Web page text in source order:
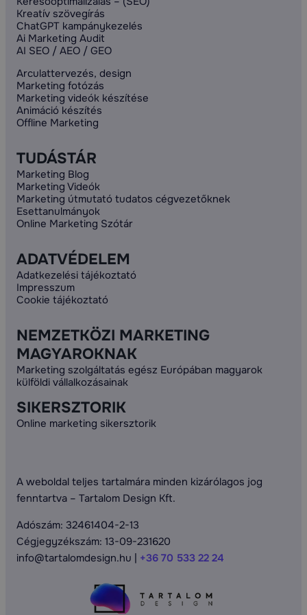
Kreatív szövegírás
ChatGPT kampánykezelés
Ai Marketing Audit
AI SEO / AEO / GEO
Arculattervezés, design
Marketing fotózás
Marketing videók készítése
Animáció készítés
Offline Marketing
TUDÁSTÁR
Marketing Blog
Marketing Videók
Marketing útmutató tudatos cégvezetőknek
Esettanulmányok
Online Marketing Szótár
ADATVÉDELEM
Adatkezelési tájékoztató
Impresszum
Cookie tájékoztató
NEMZETKÖZI MARKETING
MAGYAROKNAK
Marketing szolgáltatás egész Európában magyarok
külföldi vállalkozásainak
SIKERSZTORIK
Online marketing sikersztorik
A weboldal teljes tartalmára minden kizárólagos jog
fenntartva – Tartalom Design Kft.
Adószám: 32461404-2-13
Cégjegyzékszám: 13-09-231620
info@tartalomdesign.hu | +36 70 533 22 24